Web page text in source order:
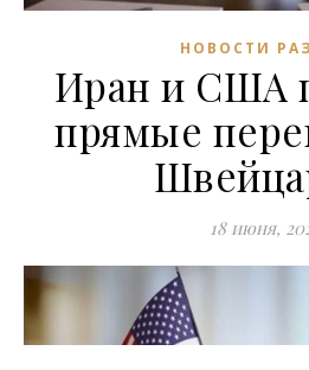
НОВОСТИ
Иран и США
прямые
18 июня,